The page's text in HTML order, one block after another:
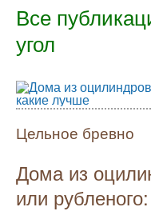
Все
угол
Цельное бревно
Дома из
или